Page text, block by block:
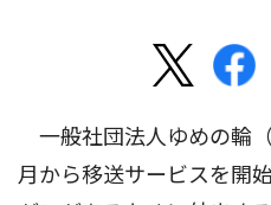
一般社団法人ゆめの輪
月から移送サービスを開